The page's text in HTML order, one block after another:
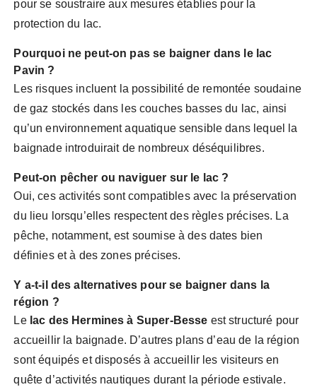
pour se soustraire aux mesures établies pour la
protection du lac.
Pourquoi ne peut-on pas se baigner dans le lac
Pavin ?
Les risques incluent la possibilité de remontée soudaine
de gaz stockés dans les couches basses du lac, ainsi
qu’un environnement aquatique sensible dans lequel la
baignade introduirait de nombreux déséquilibres.
Peut-on pêcher ou naviguer sur le lac ?
Oui, ces activités sont compatibles avec la préservation
du lieu lorsqu’elles respectent des règles précises. La
pêche, notamment, est soumise à des dates bien
définies et à des zones précises.
Y a-t-il des alternatives pour se baigner dans la
région ?
Le lac des Hermines à Super-Besse est structuré pour
accueillir la baignade. D’autres plans d’eau de la région
sont équipés et disposés à accueillir les visiteurs en
quête d’activités nautiques durant la période estivale.